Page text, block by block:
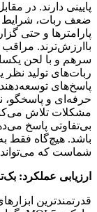
پایینی دارند. در
ضعف ربات، شرایط
پارامترها و حتی
باارزش‌ترند.
سرهم و با لحن
پاسخ‌های
حرفه‌ای و پاسخگو،
مشکلات تلاش
بی‌تفاوتی پاسخ
باشد. هیچ‌گاه فقط
شماست که می‌تواند
ارزیابی عملکرد:
قدرتمندترین